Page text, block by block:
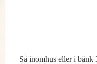
Så inomhus eller i